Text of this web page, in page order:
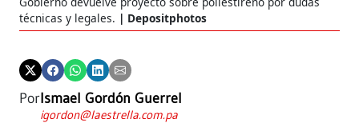
técnicas y legales.
Depositphotos
PorIsmael Gordón Guerrel
igordon@laestrella.com.pa